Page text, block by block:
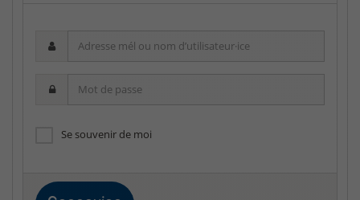
mél
nom
d’utilisateur·ice
Se souvenir de moi